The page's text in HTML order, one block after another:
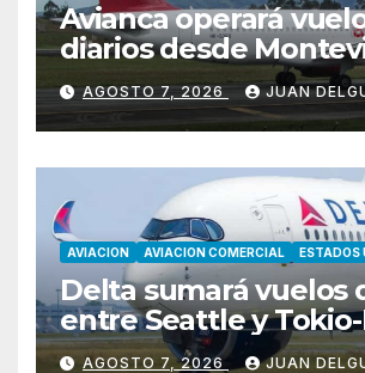
Avianca operará
diarios desde
Asunción hacia
AGOSTO 7, 2026 JUAN
AVIACION AVIACION COMERCIAL ESTADOS
Delta sumará vuelos
entre Seattle y
desde marzo de 2027
AGOSTO 7, 2026 JUAN